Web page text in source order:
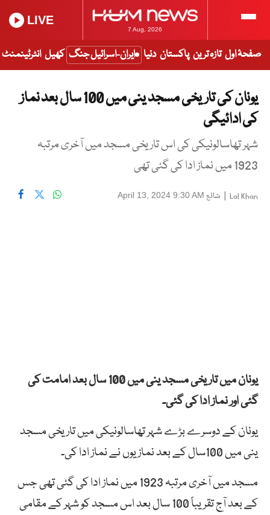
7 Aug, 2026
LIVE
صفحۂ اول تازہ ترین پاکستان دنیا ایران-اسرائیل جنگ کھیل انٹرٹینمنٹ
یونان کی تاریخی مسجد ینی میں 100 سال بعد نماز
کی ادائیگی
شہر تھاسالونیکی کی اس تاریخی مسجد میں آخری مرتبہ
1923 میں نماز ادا کی گئی تھی
Lal Khan
| شائع April 13, 2024 9:30 AM
یونان میں تاریخی مسجد ینی میں 100 سال بعد امامت کی
گئی اور نماز ادا کی گئی۔
یونان کے دوسرے بڑے شہر تھاسالونیکی میں تاریخی مسجد
ینی میں 100سال کے بعد نمازیوں نے نماز ادا کی۔
مسجد میں آخری مرتبہ 1923 میں نماز ادا کی گئی تھی جس
کے بعد آج تقریباً 100 سال بعد اس مسجد کو شہر کے مقامی